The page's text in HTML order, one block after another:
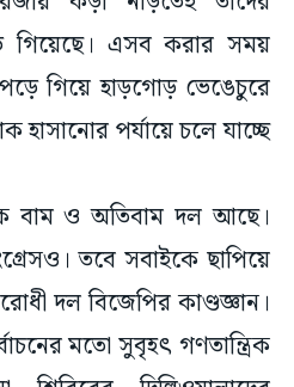
গিয়ে হাড়গোড় ভেঙেচুরে
হাসানোর পর্যায়ে চলে যাচ্ছে
বাম ও অতিবাম দল আছে।
তবে সবাইকে ছাপিয়ে
দল বিজেপির কাণ্ডজ্ঞান।
মতো সুবৃহৎ গণতান্ত্রিক
দিল্লিওয়ালাদের